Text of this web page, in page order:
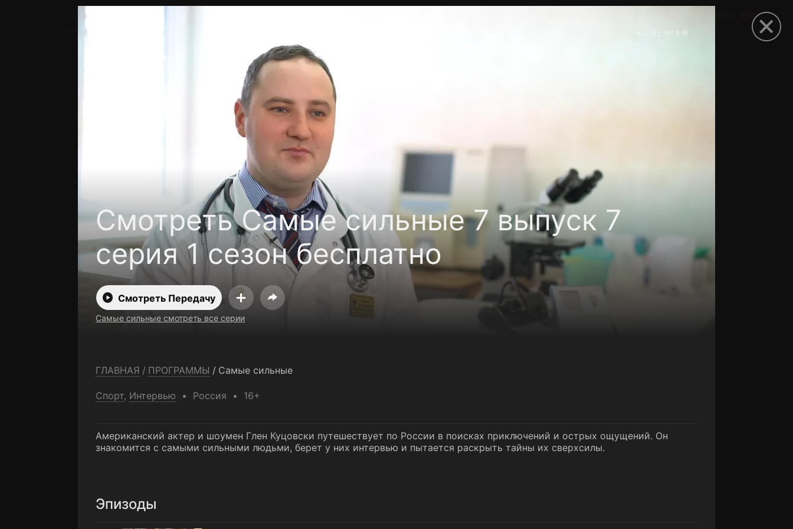
Смотреть Самые сильные 7 выпуск 7
серия 1 сезон бесплатно
Смотреть Передачу
Самые сильные смотреть все серии
ГЛАВНАЯ / ПРОГРАММЫ / Самые сильные
Спорт, Интервью Россия 16+
Американский актер и шоумен Глен Куцовски путешествует по России в поисках приключений и острых ощущений. Он
знакомится с самыми сильными людьми, берет у них интервью и пытается раскрыть тайны их сверхсилы.
Эпизоды
Телефон поддержки:+7 (727) 323 10 92
Пользовательское соглашение